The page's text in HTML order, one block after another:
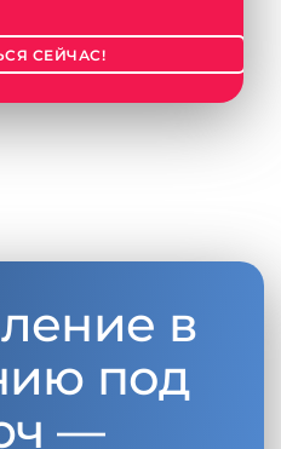
СЕЙЧАС!
в
под
—